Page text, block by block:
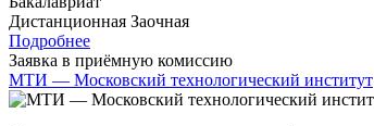
Дистанционная Заочная
Подробнее
Заявка в приёмную комиссию
МТИ — Московский технологический институт